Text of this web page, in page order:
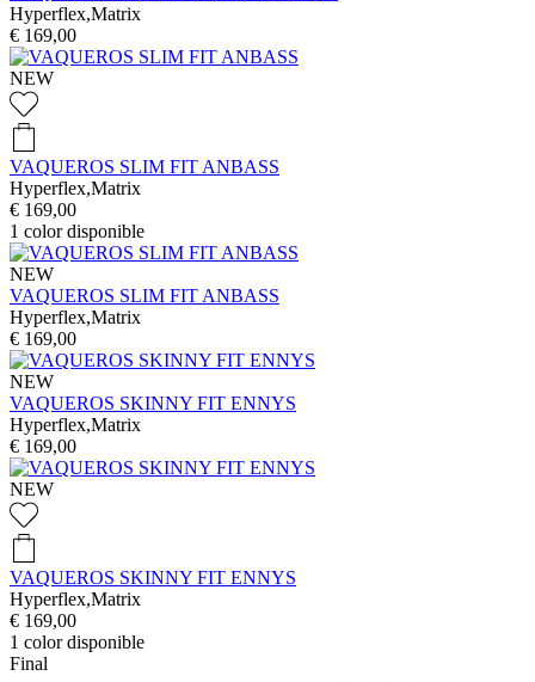
Hyperflex,Matrix
€ 169,00
NEW
VAQUEROS SLIM FIT ANBASS
Hyperflex,Matrix
€ 169,00
1 color disponible
NEW
VAQUEROS SLIM FIT ANBASS
Hyperflex,Matrix
€ 169,00
NEW
VAQUEROS SKINNY FIT ENNYS
Hyperflex,Matrix
€ 169,00
NEW
VAQUEROS SKINNY FIT ENNYS
Hyperflex,Matrix
€ 169,00
1 color disponible
Final